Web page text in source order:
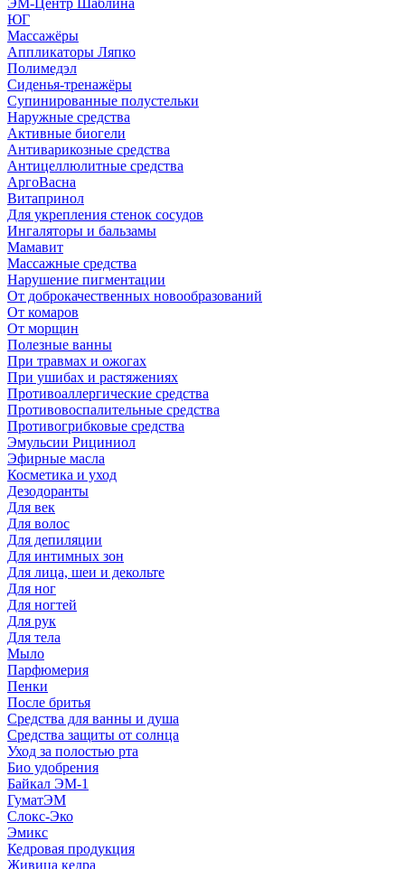
ЭМ-Центр Шаблина
ЮГ
Массажёры
Аппликаторы Ляпко
Полимедэл
Сиденья-тренажёры
Супинированные полустельки
Наружные средства
Активные биогели
Антиварикозные средства
Антицеллюлитные средства
АргоВасна
Витапринол
Для укрепления стенок сосудов
Ингаляторы и бальзамы
Мамавит
Массажные средства
Нарушение пигментации
От доброкачественных новообразований
От комаров
От морщин
Полезные ванны
При травмах и ожогах
При ушибах и растяжениях
Противоаллергические средства
Противовоспалительные средства
Противогрибковые средства
Эмульсии Рициниол
Эфирные масла
Косметика и уход
Дезодоранты
Для век
Для волос
Для депиляции
Для интимных зон
Для лица, шеи и декольте
Для ног
Для ногтей
Для рук
Для тела
Мыло
Парфюмерия
Пенки
После бритья
Средства для ванны и душа
Средства защиты от солнца
Уход за полостью рта
Био удобрения
Байкал ЭМ-1
ГуматЭМ
Слокс-Эко
Эмикс
Кедровая продукция
Живица кедра